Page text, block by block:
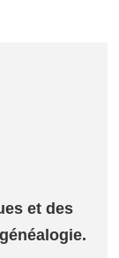
et des